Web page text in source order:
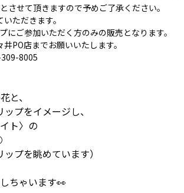
せて頂きますので予めご了承ください。
ただきます。
ご参加いただく方のみの販売となります。
PO店までお願いいたします。
8005
と、
プをイメージし、
ト〉の
プを眺めています）
ちゃいます👀